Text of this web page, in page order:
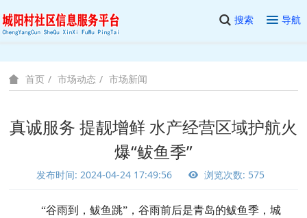
搜索 导航
首页 市场动态 市场新闻
真诚服务 提靓增鲜 水产经营区域护航火
爆“鲅鱼季”
发布时间: 2024-04-24 17:49:56 浏览次数: 575
“谷雨到，鲅鱼跳”，谷雨前后是青岛的鲅鱼季，城